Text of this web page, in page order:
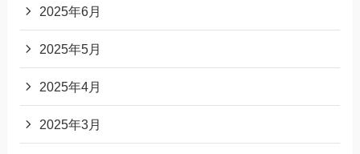
2025年6月
2025年5月
2025年4月
2025年3月